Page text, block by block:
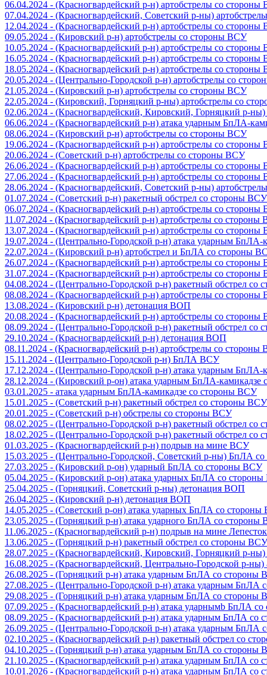
06.04.2024 - (Красногвардейский р-н) артобстрелы со
07.04.2024 - (Красногвардейский, Советский р-ны)
12.04.2024 - (Красногвардейский р-н) артобстрелы со
09.05.2024 - (Кировский р-н) артобстрелы со стороны ВСУ
10.05.2024 - (Красногвардейский р-н) артобстрелы со
16.05.2024 - (Красногвардейский р-н) артобстрелы со
18.05.2024 - (Красногвардейский р-н) артобстрелы со
20.05.2024 - (Центрально-Городской р-н) артобстрелы со
21.05.2024 - (Кировский р-н) артобстрелы со стороны ВСУ
22.05.2024 - (Кировский, Горняцкий р-ны) артобстрелы со
02.06.2024 - (Красногвардейский, Кировский, Горняцкий р-
06.06.2024 - (Красногвардейский р-н) атака ударным БпЛА-
08.06.2024 - (Кировский р-н) артобстрелы со стороны ВСУ
19.06.2024 - (Красногвардейский р-н) артобстрелы со
20.06.2024 - (Советский р-н) артобстрелы со стороны ВСУ
26.06.2024 - (Красногвардейский р-н) артобстрелы со
27.06.2024 - (Красногвардейский р-н) артобстрелы со
28.06.2024 - (Красногвардейский, Советский р-ны)
01.07.2024 - (Советский р-н) ракетный обстрел со стороны ВСУ
06.07.2024 - (Красногвардейский р-н) артобстрелы со
11.07.2024 - (Красногвардейский р-н) артобстрелы со стороны
13.07.2024 - (Красногвардейский р-н) артобстрелы со
19.07.2024 - (Центрально-Городской р-н) атака ударным
22.07.2024 - (Кировский р-н) артобстрел и БпЛА со стороны
26.07.2024 - (Красногвардейский р-н) артобстрелы со
31.07.2024 - (Красногвардейский р-н) артобстрелы со
04.08.2024 - (Центрально-Городской р-н) ракетный обстрел со
08.08.2024 - (Красногвардейский р-н) артобстрелы со
13.08.2024 - (Кировский р-н) детонация ВОП
20.08.2024 - (Красногвардейский р-н) артобстрелы со
08.09.2024 - (Центрально-Городской р-н) ракетный обстрел со
29.10.2024 - (Красногвардейский р-н) детонация ВОП
08.11.2024 - (Красногвардейский р-н) артобстрелы со стороны
15.11.2024 - (Центрально-Городской р-н) БпЛА ВСУ
17.12.2024 - (Центрально-Городской р-н) атака ударным
28.12.2024 - (Кировский р-он) атака ударным БпЛА-
03.01.2025 - атака ударным БпЛА-камикадзе со стороны ВСУ
15.01.2025 - (Советский р-н) ракетный обстрел со стороны ВСУ
20.01.2025 - (Советский р-н) обстрелы со стороны ВСУ
08.02.2025 - (Центрально-Городской р-н) ракетный обстрел со
18.02.2025 - (Центрально-Городской р-н) ракетный обстрел со
01.03.2025 - (Красногвардейский р-н) подрыв на мине ВСУ
15.03.2025 - (Центрально-Городской, Советский р-ны) БпЛА
27.03.2025 - (Кировский р-он) ударный БпЛА со стороны ВСУ
05.04.2025 - (Кировский р-он) атака ударных БпЛА со
25.04.2025 - (Горняцкий, Советский р-ны) детонация ВОП
26.04.2025 - (Кировский р-н) детонация ВОП
14.05.2025 - (Советский р-он) атака ударных БпЛА со
23.05.2025 - (Горняцкий р-н) атака ударного БпЛА со стороны
11.06.2025 - (Красногвардейский р-н) подрыв на мине Лепесток
13.06.2025 - (Горняцкий р-н) ракетный обстрел со стороны ВСУ
28.07.2025 - (Красногвардейский, Кировский, Горняцкий р-
16.08.2025 - (Красногвардейский, Центрально-Городской р-
26.08.2025 - (Горняцкий р-н) атака ударным БпЛА со стороны
27.08.2025 - (Центрально-Городской р-н) атака ударным БпЛА
29.08.2025 - (Горняцкий р-н) атака ударным БпЛА со стороны
07.09.2025 - (Красногвардейский р-н) атака ударнымb БпЛА
08.09.2025 - (Красногвардейский р-н) атака ударным БпЛА со
26.09.2025 - (Центрально-Городской р-н) атака ударным БпЛА
02.10.2025 - (Красногвардейский р-н) ракетный обстрел со
04.10.2025 - (Горняцкий р-н) атака ударным БпЛА со стороны
21.10.2025 - (Красногвардейский р-н) атака ударным БпЛА со
10.01.2026 - (Красногвардейский р-н) атака ударным БпЛА со